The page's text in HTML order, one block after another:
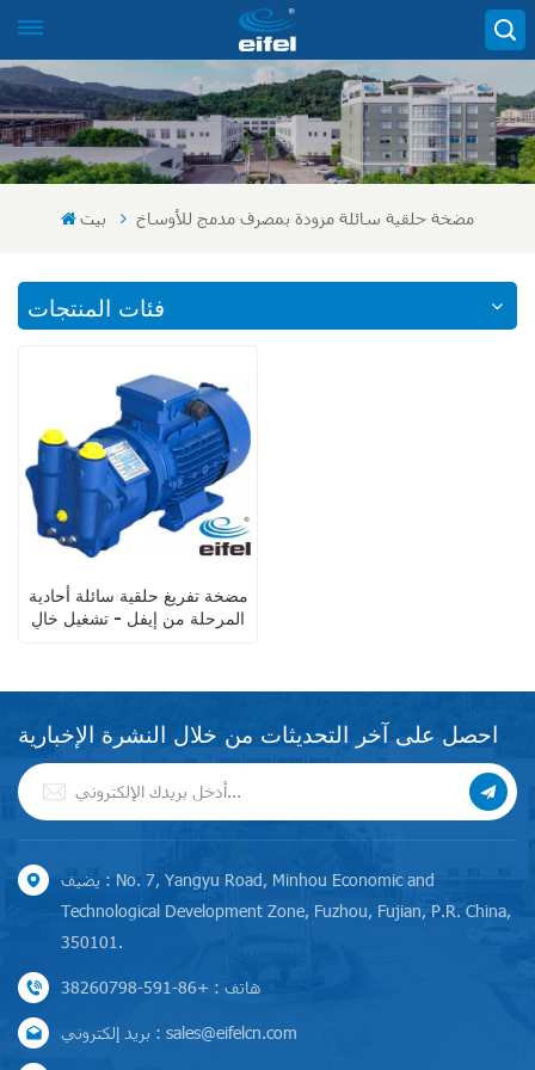
بيت مضخة حلقية سائلة مزودة بمصرف مدمج للأوساخ
فئات المنتجات
مضخة تفريغ حلقية سائلة أحادية
المرحلة من إيفل - تشغيل خالٍ
احصل على آخر التحديثات من خلال النشرة الإخبارية
يضيف : No. 7, Yangyu Road, Minhou Economic and
Technological Development Zone, Fuzhou, Fujian, P.R. China,
350101.
هاتف : +86-591-38260798
بريد إلكتروني : sales@eifelcn.com